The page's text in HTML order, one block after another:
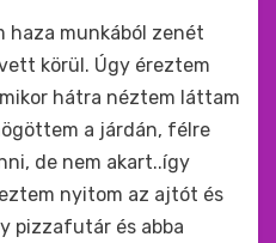
haza munkából zenét
körül. Úgy éreztem
hátra néztem láttam
a járdán, félre
de nem akart..így
nyitom az ajtót és
pizzafutár és abba